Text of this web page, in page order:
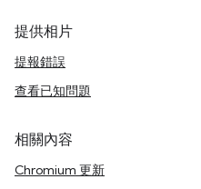
提供相片
提報錯誤
查看已知問題
相關內容
Chromium 更新